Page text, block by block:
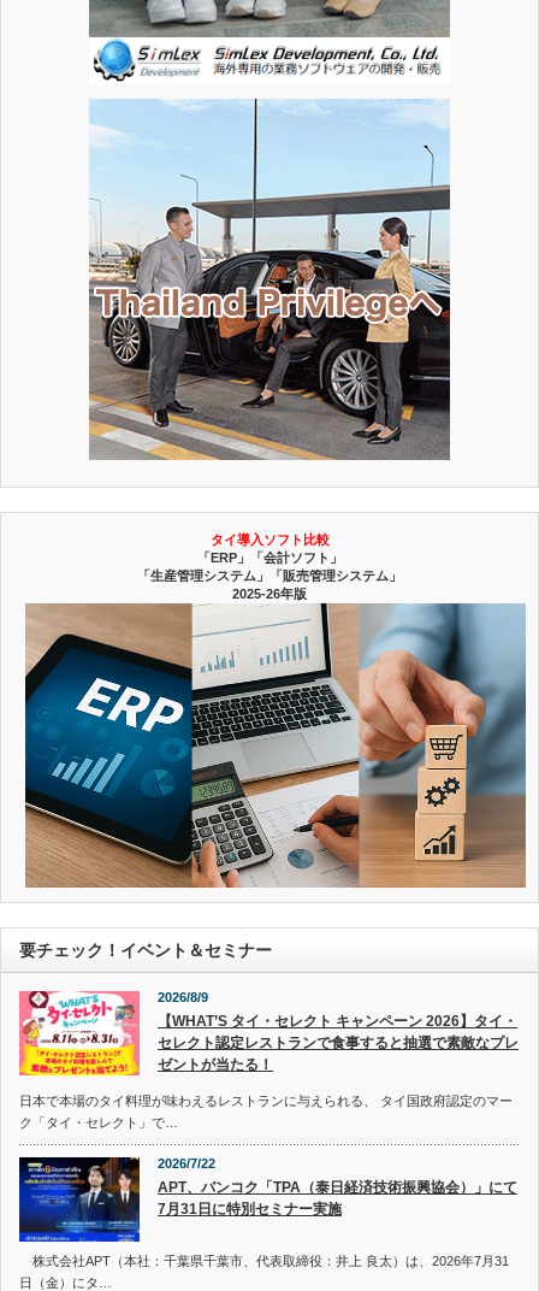
タイ導入ソフト比較
「ERP」「会計ソフト」
「生産管理システム」「販売管理システム」
2025-26年版
要チェック！イベント＆セミナー
2026/8/9
【WHAT’S タイ・セレクト キャンペーン 2026】タイ・
セレクト認定レストランで食事すると抽選で素敵なプレ
ゼントが当たる！
日本で本場のタイ料理が味わえるレストランに与えられる、 タイ国政府認定のマー
ク「タイ・セレクト」で…
2026/7/22
APT、バンコク「TPA（泰日経済技術振興協会）」にて
7月31日に特別セミナー実施
株式会社APT（本社：千葉県千葉市、代表取締役：井上 良太）は、2026年7月31
日（金）にタ…